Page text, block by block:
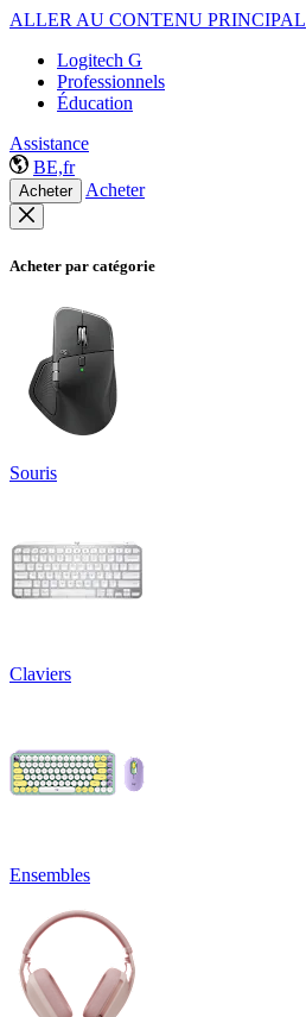
ALLER AU CONTENU PRINCIPAL
Logitech G
Professionnels
Éducation
Assistance
BE,fr
Acheter Acheter
Acheter par catégorie
Souris
Claviers
Ensembles